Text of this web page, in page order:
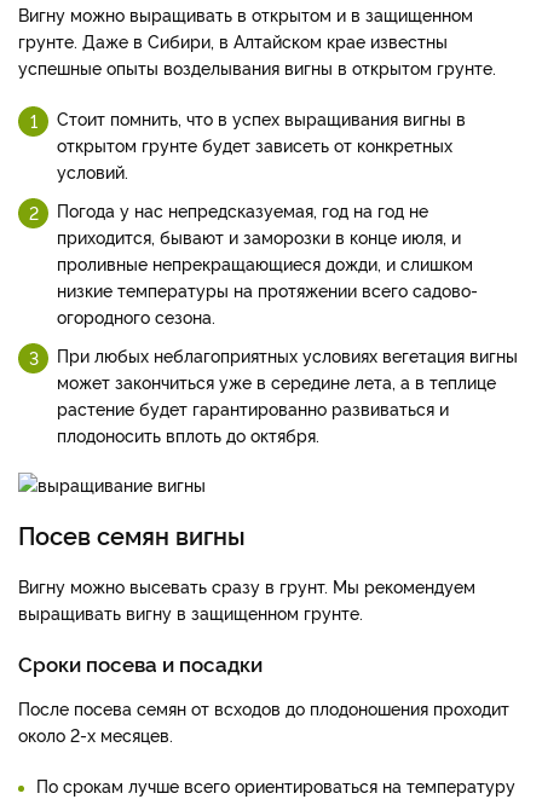
Вигну можно выращивать в открытом и в защищенном
грунте. Даже в Сибири, в Алтайском крае известны
успешные опыты возделывания вигны в открытом грунте.
Стоит помнить, что в успех выращивания вигны в
открытом грунте будет зависеть от конкретных
условий.
Погода у нас непредсказуемая, год на год не
приходится, бывают и заморозки в конце июля, и
проливные непрекращающиеся дожди, и слишком
низкие температуры на протяжении всего садово-
огородного сезона.
При любых неблагоприятных условиях вегетация вигны
может закончиться уже в середине лета, а в теплице
растение будет гарантированно развиваться и
плодоносить вплоть до октября.
Посев семян вигны
Вигну можно высевать сразу в грунт. Мы рекомендуем
выращивать вигну в защищенном грунте.
Сроки посева и посадки
После посева семян от всходов до плодо­ношения проходит
около 2-х месяцев.
По срокам лучше всего ориентироваться на температуру